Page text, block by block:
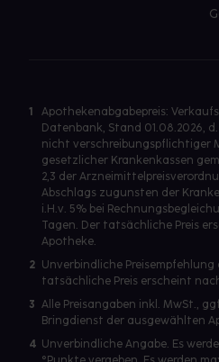
1
Apothekenabgabepreis:
Datenbank, Stand 01.08.2026,
nicht verschreibungspflichtiger
gesetzlicher Krankenkassen
2,3 der
Abschlags zugunsten der
i.H.v. 5% bei
Tagen. Der tatsächliche Preis
Apotheke.
2 Unverbindliche Preisempfehlung
tatsächliche Preis erscheint
3 Alle Preisangaben inkl. MwSt.,
Bringdienst der ausgewählten
4 Unverbindliche Angabe. Es